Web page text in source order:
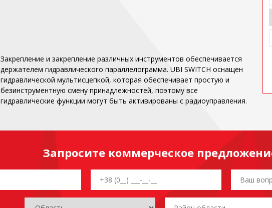
Закрепление и закрепление различных инструментов обеспечивается
держателем гидравлического параллелограмма. UBI SWITCH оснащен
гидравлической мультисцепкой, которая обеспечивает простую и
безинструментную смену принадлежностей, поэтому все
гидравлические функции могут быть активированы с радиоуправления.
Запросите коммерческое